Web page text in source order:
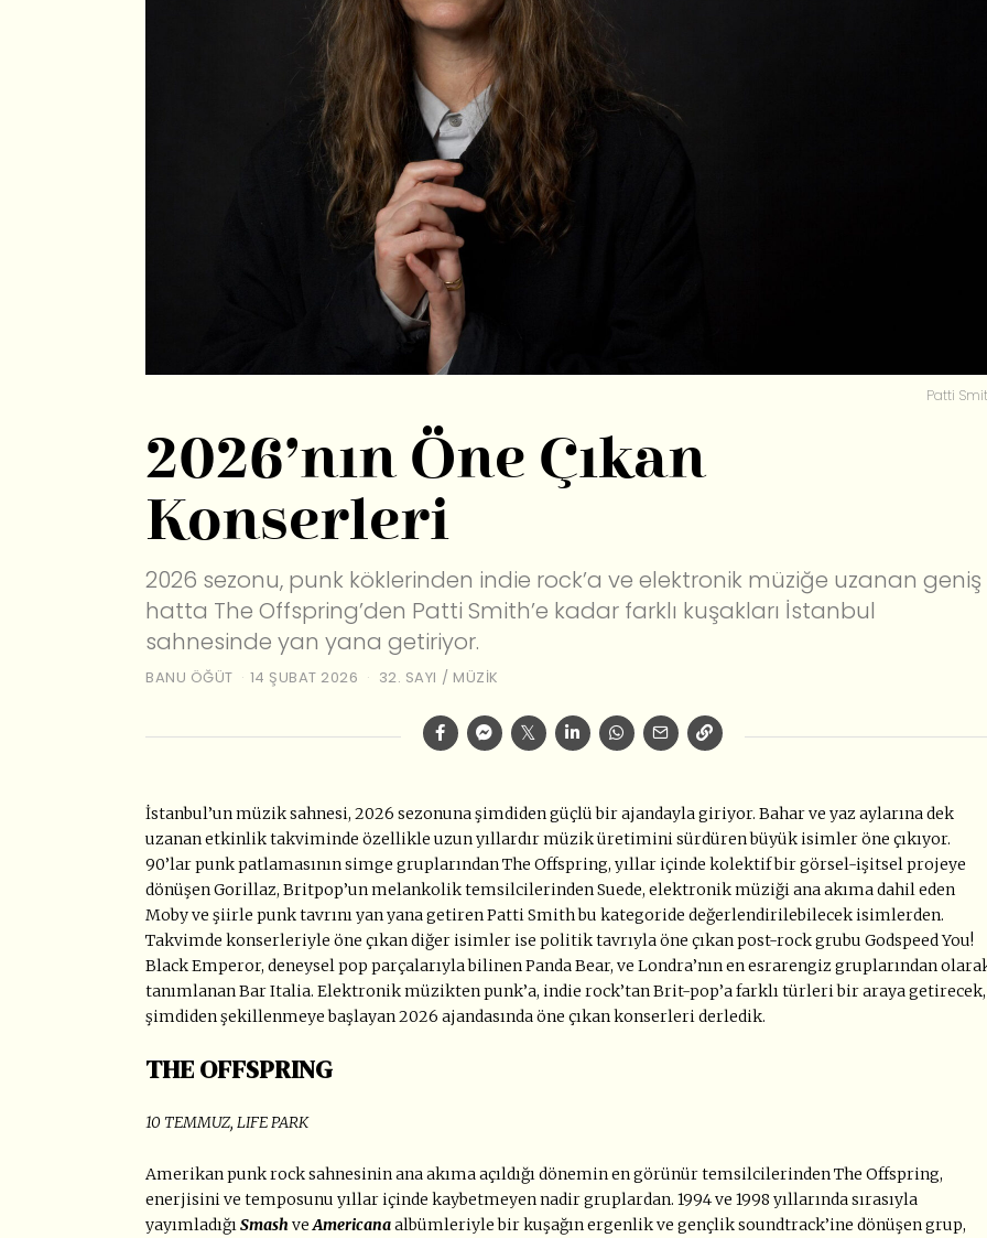
Patti
2026’nın Öne Çıkan
Konserleri
2026 sezonu, punk köklerinden indie rock’a ve elektronik müziğe uzanan geniş
hatta The Offspring’den Patti Smith’e kadar farklı kuşakları İstanbul
sahnesinde yan yana getiriyor.
BANU ÖĞÜT 14 ŞUBAT 2026 32. SAYI / MÜZIK
İstanbul’un müzik sahnesi, 2026 sezonuna şimdiden güçlü bir ajandayla giriyor. Bahar ve yaz aylarına dek
uzanan etkinlik takviminde özellikle uzun yıllardır müzik üretimini sürdüren büyük isimler öne çıkıyor.
90’lar punk patlamasının simge gruplarından The Offspring, yıllar içinde kolektif bir görsel-işitsel projeye
dönüşen Gorillaz, Britpop’un melankolik temsilcilerinden Suede, elektronik müziği ana akıma dahil eden
Moby ve şiirle punk tavrını yan yana getiren Patti Smith bu kategoride değerlendirilebilecek isimlerden.
Takvimde konserleriyle öne çıkan diğer isimler ise politik tavrıyla öne çıkan post-rock grubu Godspeed You!
Black Emperor, deneysel pop parçalarıyla bilinen Panda Bear, ve Londra’nın en esrarengiz gruplarından
tanımlanan Bar Italia. Elektronik müzikten punk’a, indie rock’tan Brit-pop’a farklı türleri bir araya getirecek,
şimdiden şekillenmeye başlayan 2026 ajandasında öne çıkan konserleri derledik.
THE OFFSPRING
10 TEMMUZ, LIFE PARK
Amerikan punk rock sahnesinin ana akıma açıldığı dönemin en görünür temsilcilerinden The Offspring,
enerjisini ve temposunu yıllar içinde kaybetmeyen nadir gruplardan. 1994 ve 1998 yıllarında sırasıyla
yayımladığıSmash veAmericanaalbümleriyle bir kuşağın ergenlik ve gençlik soundtrack’ine dönüşen grup,